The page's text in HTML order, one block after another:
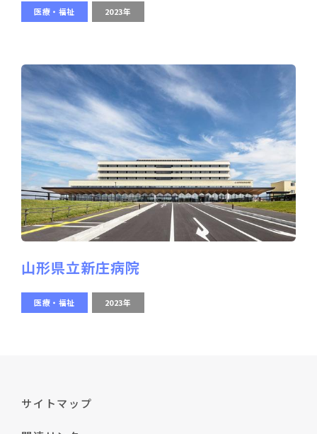
医療・福祉 2023年
山形県立新庄病院
医療・福祉 2023年
サイトマップ